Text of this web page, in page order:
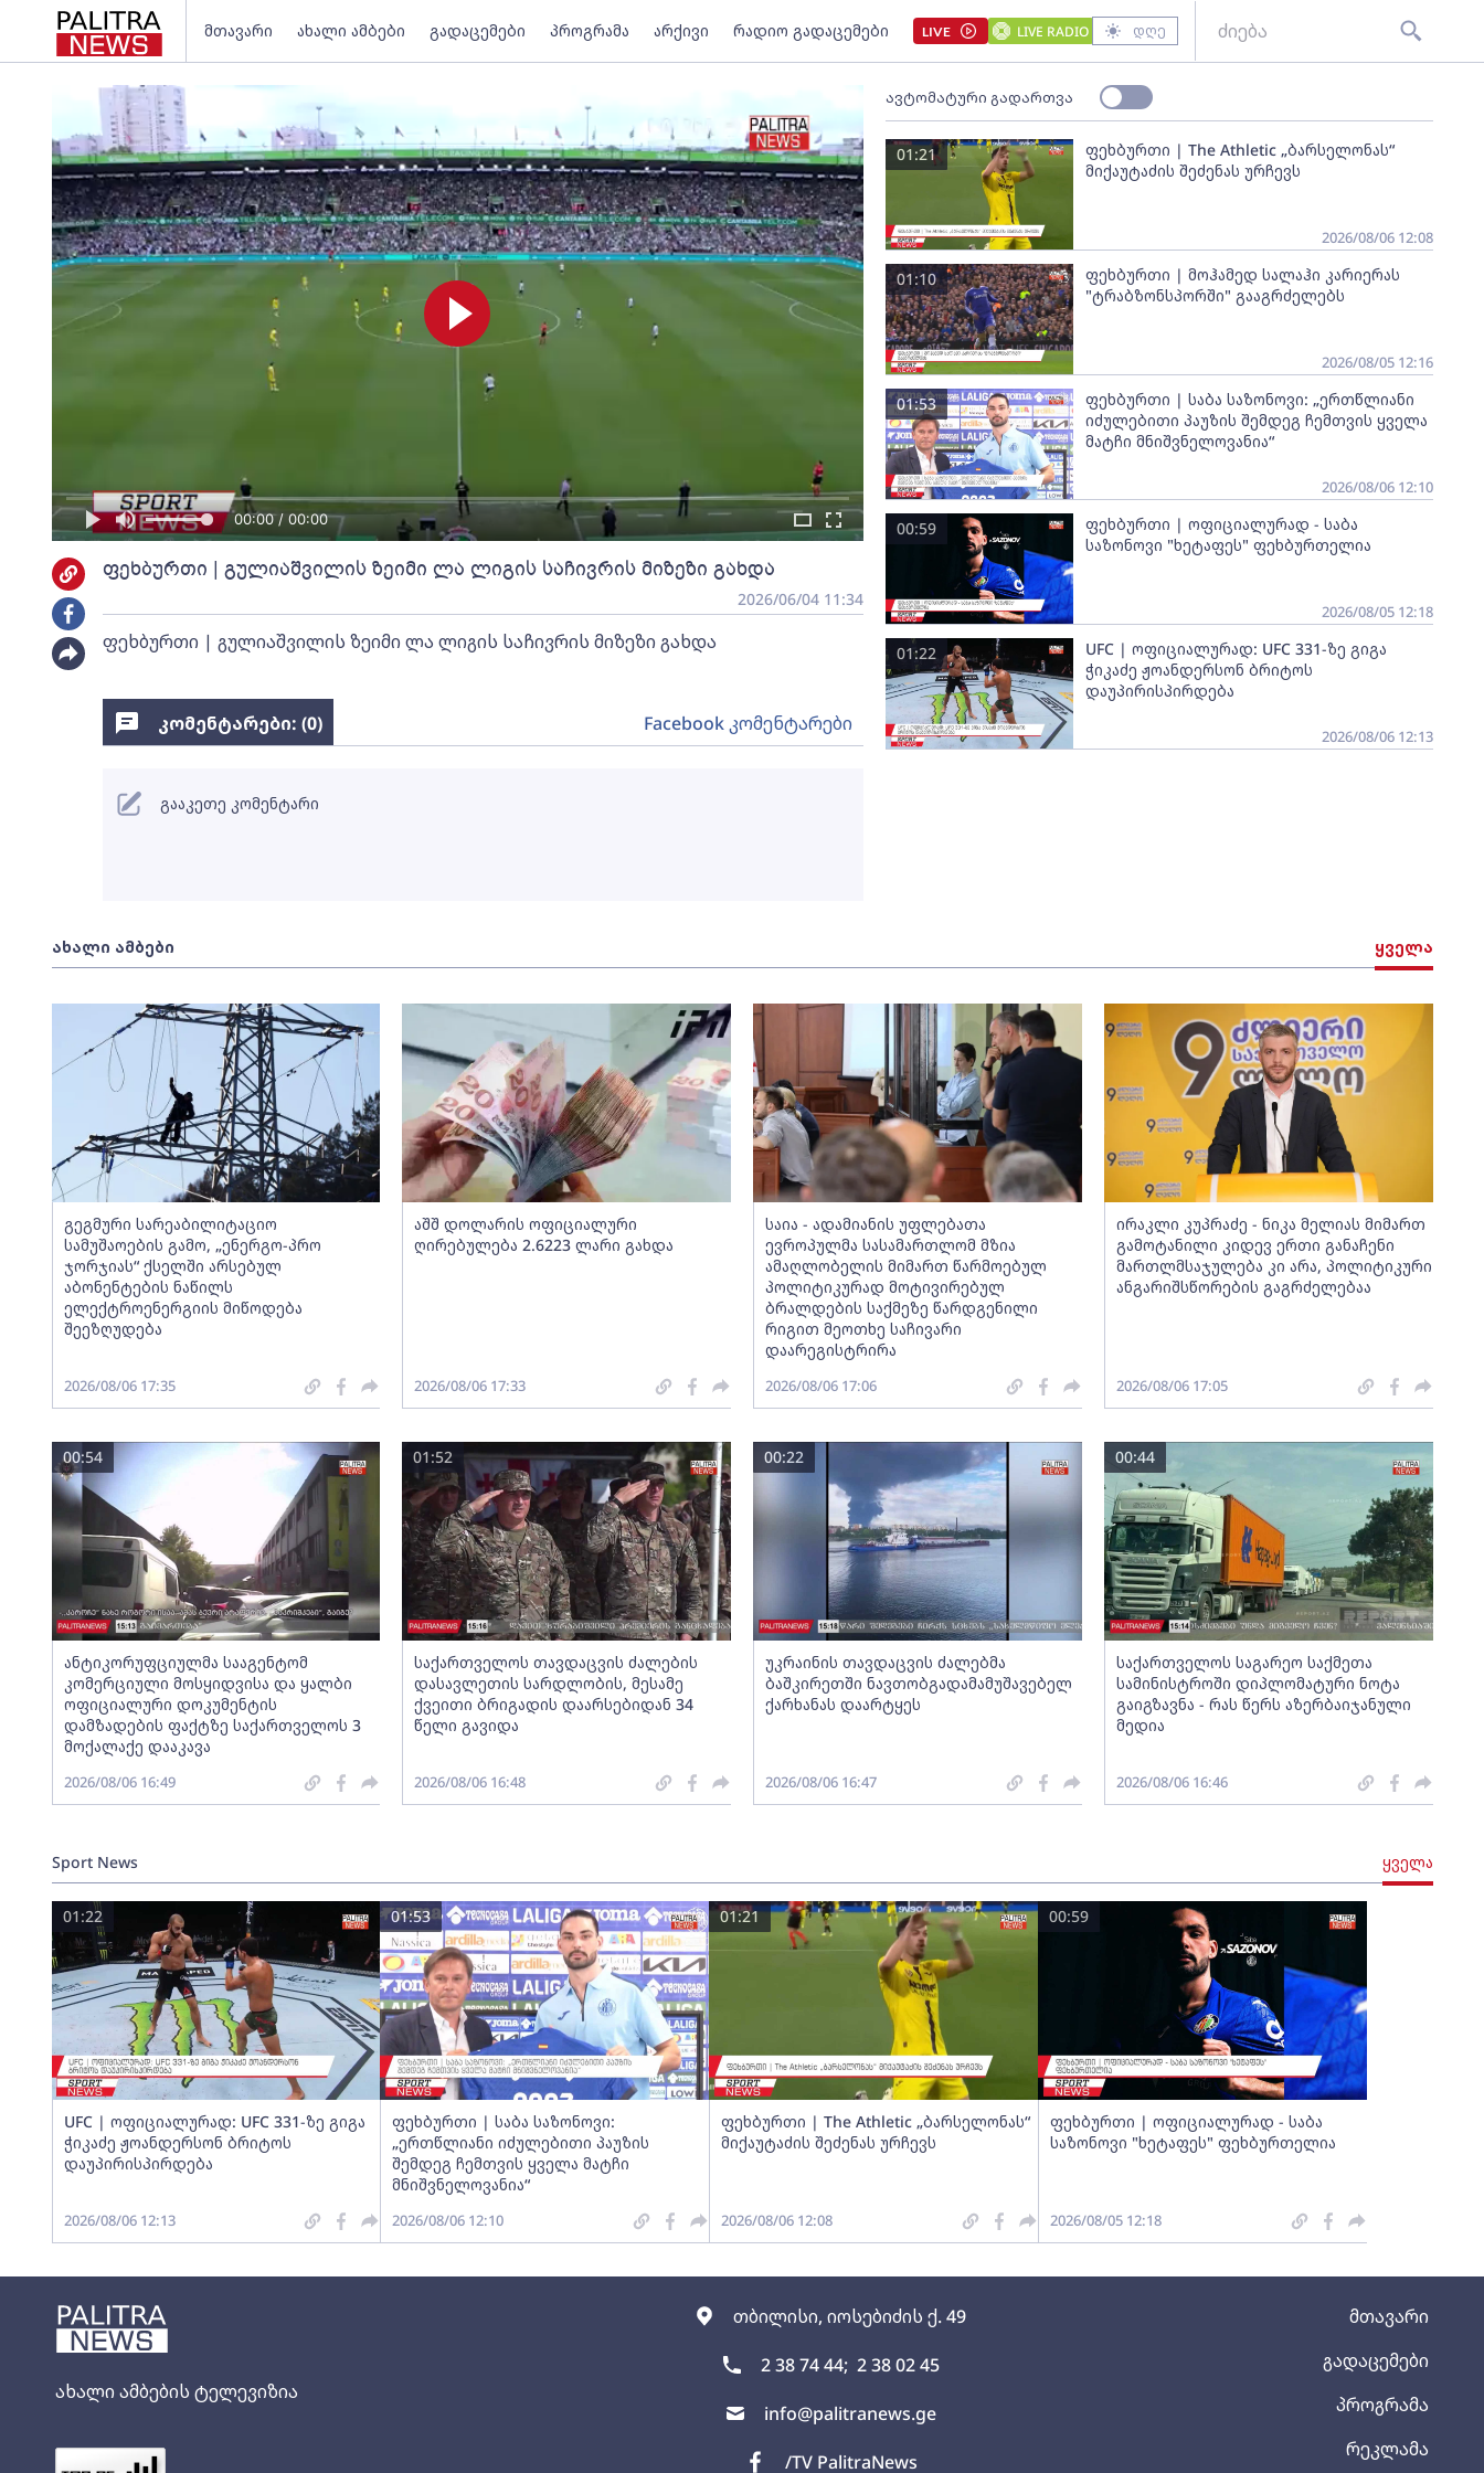
მთავარი ახალი ამბები გადაცემები პროგრამა არქივი რადიო გადაცემები LIVE LIVE RADIO დღე
ახალი ამბების ტელევიზია
თბილისი, იოსებიძის ქ. 49
2 38 74 44; 2 38 02 45
info@palitranews.ge
/TV PalitraNews
მთავარი
გადაცემები
პროგრამა
რეკლამა
00:00 / 00:00
ფეხბურთი | გულიაშვილის ზეიმი ლა ლიგის საჩივრის მიზეზი გახდა
2026/06/04 11:34
ფეხბურთი | გულიაშვილის ზეიმი ლა ლიგის საჩივრის მიზეზი გახდა
ავტომატური გადართვა
ფეხბურთი | The Athletic „ბარსელონას“
მიქაუტაძის შეძენას ურჩევს
01:21
2026/08/06 12:08
ფეხბურთი | მოჰამედ სალაჰი კარიერას
"ტრაბზონსპორში" გააგრძელებს
01:10
2026/08/05 12:16
ფეხბურთი | საბა საზონოვი: „ერთწლიანი
იძულებითი პაუზის შემდეგ ჩემთვის ყველა
მატჩი მნიშვნელოვანია“
01:53
2026/08/06 12:10
ფეხბურთი | ოფიციალურად - საბა
საზონოვი "ხეტაფეს" ფეხბურთელია
00:59
2026/08/05 12:18
UFC | ოფიციალურად: UFC 331-ზე გიგა
ჭიკაძე ჟოანდერსონ ბრიტოს
დაუპირისპირდება
01:22
2026/08/06 12:13
ახალი ამბები ყველა
გეგმური სარეაბილიტაციო
სამუშაოების გამო, „ენერგო-პრო
ჯორჯიას“ ქსელში არსებულ
აბონენტების ნაწილს
ელექტროენერგიის მიწოდება
შეეზღუდება
2026/08/06 17:35
აშშ დოლარის ოფიციალური
ღირებულება 2.6223 ლარი გახდა
2026/08/06 17:33
საია - ადამიანის უფლებათა
ევროპულმა სასამართლომ მზია
ამაღლობელის მიმართ წარმოებულ
პოლიტიკურად მოტივირებულ
ბრალდების საქმეზე წარდგენილი
რიგით მეოთხე საჩივარი
დაარეგისტრირა
2026/08/06 17:06
ირაკლი კუპრაძე - ნიკა მელიას მიმართ
გამოტანილი კიდევ ერთი განაჩენი
მართლმსაჯულება კი არა, პოლიტიკური
ანგარიშსწორების გაგრძელებაა
2026/08/06 17:05
ანტიკორუფციულმა სააგენტომ
კომერციული მოსყიდვისა და ყალბი
ოფიციალური დოკუმენტის
დამზადების ფაქტზე საქართველოს 3
მოქალაქე დააკავა
00:54
2026/08/06 16:49
საქართველოს თავდაცვის ძალების
დასავლეთის სარდლობის, მესამე
ქვეითი ბრიგადის დაარსებიდან 34
წელი გავიდა
01:52
2026/08/06 16:48
უკრაინის თავდაცვის ძალებმა
ბაშკირეთში ნავთობგადამამუშავებელ
ქარხანას დაარტყეს
00:22
2026/08/06 16:47
საქართველოს საგარეო საქმეთა
სამინისტროში დიპლომატური ნოტა
გაიგზავნა - რას წერს აზერბაიჯანული
მედია
00:44
2026/08/06 16:46
Sport News ყველა
UFC | ოფიციალურად: UFC 331-ზე გიგა
ჭიკაძე ჟოანდერსონ ბრიტოს
დაუპირისპირდება
01:22
2026/08/06 12:13
ფეხბურთი | საბა საზონოვი:
„ერთწლიანი იძულებითი პაუზის
შემდეგ ჩემთვის ყველა მატჩი
მნიშვნელოვანია“
01:53
2026/08/06 12:10
ფეხბურთი | The Athletic „ბარსელონას“
მიქაუტაძის შეძენას ურჩევს
01:21
2026/08/06 12:08
ფეხბურთი | ოფიციალურად - საბა
საზონოვი "ხეტაფეს" ფეხბურთელია
00:59
2026/08/05 12:18
კომენტარები: (0) Facebook კომენტარები
გააკეთე კომენტარი